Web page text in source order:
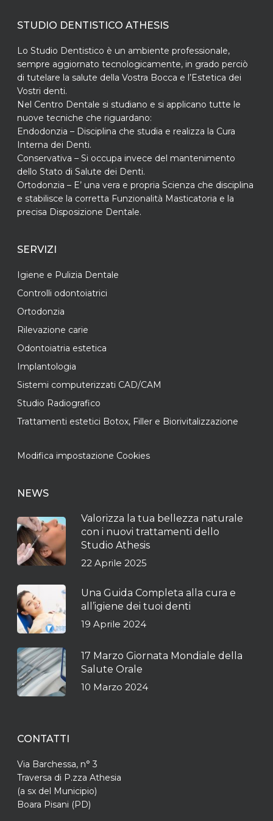
STUDIO DENTISTICO ATHESIS
Lo Studio Dentistico è un ambiente professionale,
sempre aggiornato tecnologicamente, in grado perciò
di tutelare la salute della Vostra Bocca e l’Estetica dei
Vostri denti.
Nel Centro Dentale si studiano e si applicano tutte le
nuove tecniche che riguardano:
Endodonzia – Disciplina che studia e realizza la Cura
Interna dei Denti.
Conservativa – Si occupa invece del mantenimento
dello Stato di Salute dei Denti.
Ortodonzia – E’ una vera e propria Scienza che disciplina
e stabilisce la corretta Funzionalità Masticatoria e la
precisa Disposizione Dentale.
SERVIZI
Igiene e Pulizia Dentale
Controlli odontoiatrici
Ortodonzia
Rilevazione carie
Odontoiatria estetica
Implantologia
Sistemi computerizzati CAD/CAM
Studio Radiografico
Trattamenti estetici Botox, Filler e Biorivitalizzazione
Modifica impostazione Cookies
NEWS
Valorizza la tua bellezza naturale
con i nuovi trattamenti dello
Studio Athesis
22 Aprile 2025
Una Guida Completa alla cura e
all’igiene dei tuoi denti
19 Aprile 2024
17 Marzo Giornata Mondiale della
Salute Orale
10 Marzo 2024
CONTATTI
Via Barchessa, n° 3
Traversa di P.zza Athesia
(a sx del Municipio)
Boara Pisani (PD)